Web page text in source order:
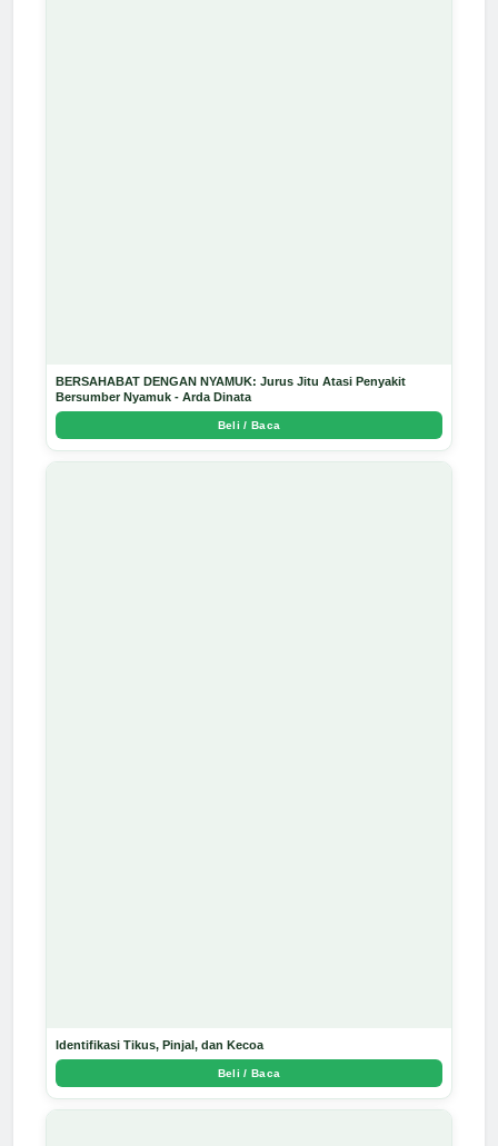
BERSAHABAT DENGAN NYAMUK: Jurus Jitu Atasi Penyakit
Bersumber Nyamuk - Arda Dinata
Beli / Baca
Identifikasi Tikus, Pinjal, dan Kecoa
Beli / Baca